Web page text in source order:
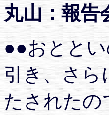
丸山：報告
●●おとと
引き、さら
たされたの